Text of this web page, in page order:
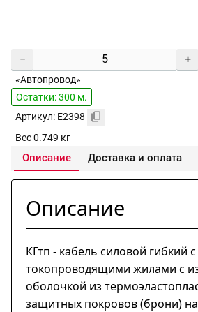
− +
«Автопровод»
Остатки: 300 м.
Артикул: E2398
Вес 0.749 кг
Описание Доставка и оплата
Описание
КГтп - кабель силовой гибкий
токопроводящими жилами с
оболочкой из
защитных покровов (брони)